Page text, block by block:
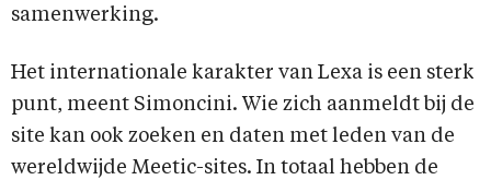
samenwerking.
Het internationale karakter van Lexa is een sterk
punt, meent Simoncini. Wie zich aanmeldt bij de
site kan ook zoeken en daten met leden van de
wereldwijde Meetic-sites. In totaal hebben de